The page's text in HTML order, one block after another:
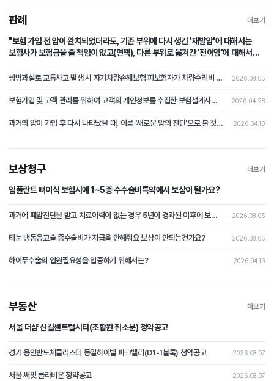
판례 더보기
"보험 가입 전 암이 완치되었더라도, 기존 부위에 다시 생긴 '재발암'에 대해서는
보험사가 보험금을 줄 책임이 없고(면책), 다른 부위로 옮겨간 '전이암'에 대해서는
보험사가 보험금을 지급할 책임이 있다(부책)."
쌍방과실로 교통사고 발생 시 자기차량손해보험 피보험자가 차량수리비 중 자기부담금 상당액을 보상받지 못하였는데, 상대차량의 보험자를 상대로 자기부담금 상당의 손해배상을 청구한 사건 2026.08.05
보험가입 및 고객 관리를 위하여 고객의 개인정보를 수집한 보험설계사가 개인정보처리자에 해당하는지 여부가 문제 된 사건 2026.04.28
과거의 암이 가입 후 다시 나타났을 때, 이를 '새로운 암의 진단'으로 볼 것인지 아니면 '과거 사고의 연장(재발)'으로 보아 면책할 것인가? 2026.04.13
보상청구 더보기
임플란트 뼈이식 보험시에 1~5종 수수술비특약에서 보상이 될가요?
과거에 폐암진단을 받고 치료이력이 없는 경우 5년이 경과된 이후에 보험가입시 폐암이 발병될 경우 보상이 가능할가요? 2026.08.05
티눈 냉동응고술 종수술비가 지급을 안해줘요 보상이 안되는건가요? 2026.08.05
하이푸수술의 입원필요성을 입증하기 위해서는? 2026.04.13
부동산 더보기
서울 더샵 신길센트럴시티(조합원 취소분) 청약공고
경기 용인반도체클러스터 동일하이빌 파크밸리(D1-1블록) 청약공고 2026.08.07
서울 써밋 클라비온 청약공고 2026.08.07